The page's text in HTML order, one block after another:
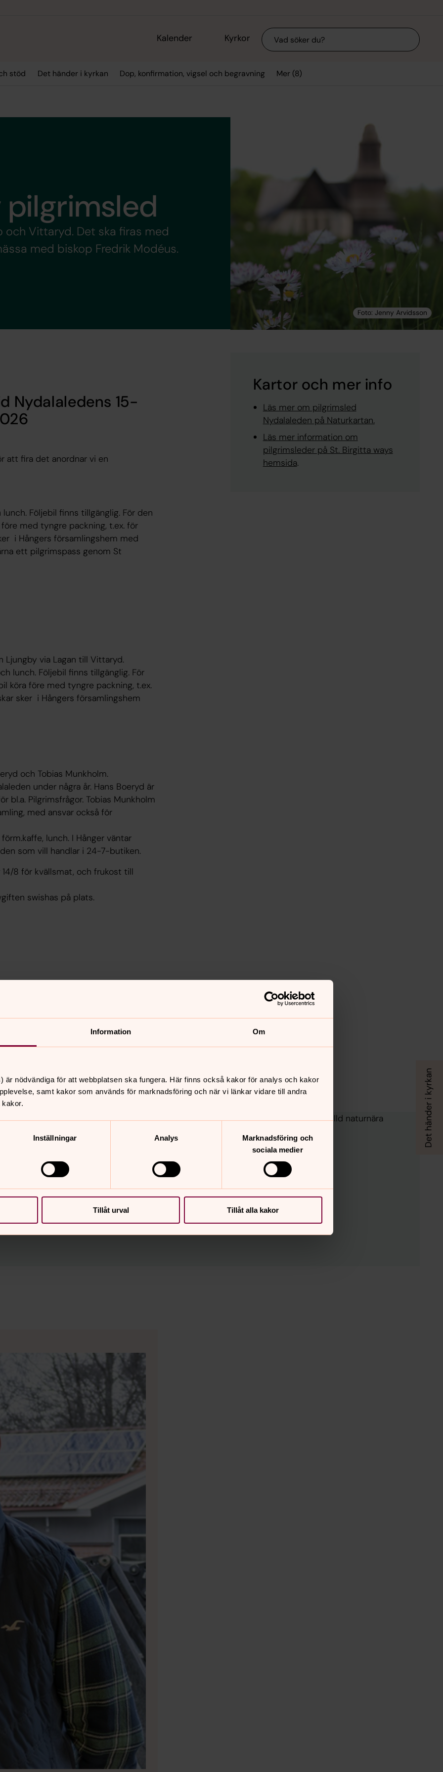
Information Om
är nödvändiga för att webbplatsen ska fungera. Här finns också kakor för analys och kakor
samt kakor som används för marknadsföring och när vi länkar vidare till andra
Inställningar Analys
Marknadsföring och
sociala medier
Tillåt urval Tillåt alla kakor
Kalender Kyrkor Sök
stöd Det händer i kyrkan Dop, konfirmation, vigsel och begravning Mer (8)
pilgrimsled
och Vittaryd. Det ska firas med
med biskop Fredrik Modéus.
Nydalaledens 15-
att fira det anordnar vi en
Följebil finns tillgänglig. För den
med tyngre packning, t.ex. för
i Hångers församlingshem med
ett pilgrimspass genom St
Ljungby via Lagan till Vittaryd.
lunch. Följebil finns tillgänglig. För
köra före med tyngre packning, t.ex.
sker i Hångers församlingshem
och Tobias Munkholm.
under några år. Hans Boeryd är
Pilgrimsfrågor. Tobias Munkholm
med ansvar också för
lunch. I Hånger väntar
som vill handlar i 24-7-butiken.
8 för kvällsmat, och frukost till
swishas på plats.
stifts miljöstrateg Sara Nodmar.
tel0372 - 35850,
på plats.
Kartor och mer info
Läs mer om pilgrimsled
Nydalaleden på Naturkartan.
Läs mer information om
pilgrimsleder på St. Birgitta ways
hemsida.
Vår församling är en knutpunkt mellan 3 olika vandringsleder. Välkommen till en rofylld naturnära